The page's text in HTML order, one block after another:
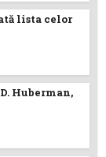
lista celor
Huberman,